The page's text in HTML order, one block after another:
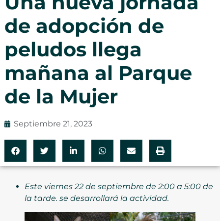
de adopción de
peludos llega
mañana al Parque
de la Mujer
Septiembre 21, 2023
Este viernes 22 de septiembre de 2:00 a 5:00 de
la tarde. se desarrollará la actividad.